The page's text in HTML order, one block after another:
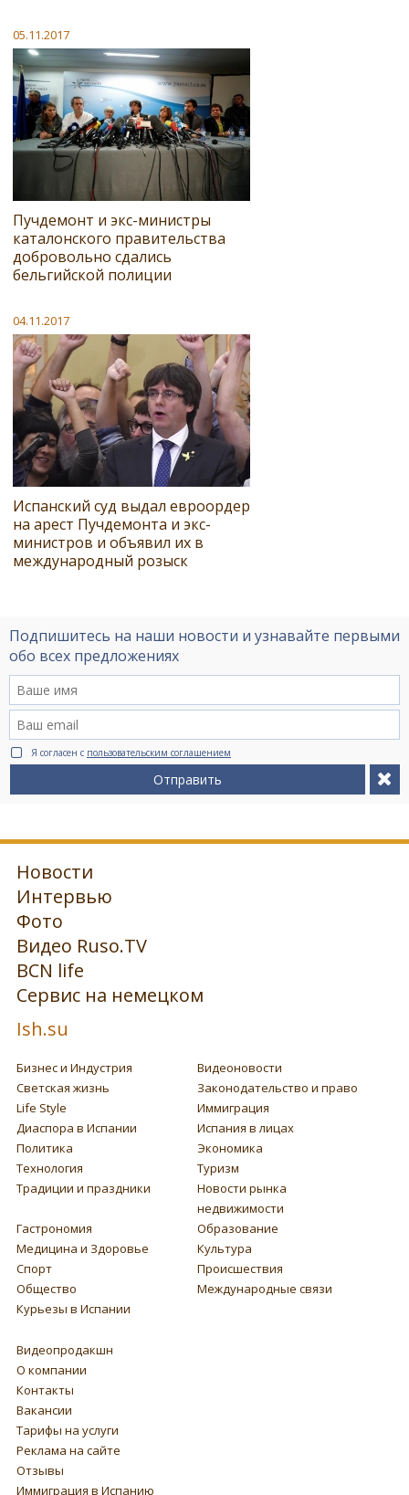
05.11.2017
Пучдемонт и экс-министры
каталонского правительства
добровольно сдались
бельгийской полиции
04.11.2017
Испанский суд выдал евроордер
на арест Пучдемонта и экс-
министров и объявил их в
международный розыск
Подпишитесь на наши новости и узнавайте первыми
обо всех предложениях
Я согласен с пользовательским соглашением
Отправить
Новости
Интервью
Фото
Видео Ruso.TV
BCN life
Сервис на немецком
Ish.su
Бизнес и Индустрия
Видеоновости
Светская жизнь
Законодательство и право
Life Style
Иммиграция
Диаспора в Испании
Испания в лицах
Политика
Экономика
Технология
Туризм
Традиции и праздники
Новости рынка
недвижимости
Гастрономия
Образование
Медицина и Здоровье
Культура
Спорт
Происшествия
Общество
Международные связи
Курьезы в Испании
Видеопродакшн
О компании
Контакты
Вакансии
Тарифы на услуги
Реклама на сайте
Отзывы
Иммиграция в Испанию